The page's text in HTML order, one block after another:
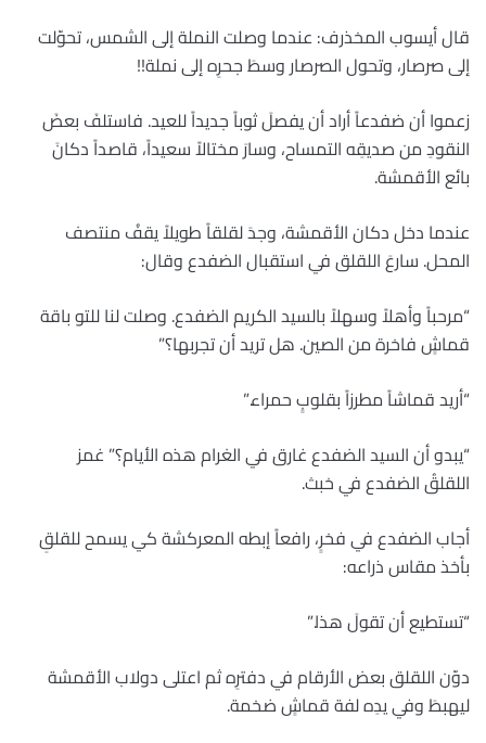
قال أيسوب المخذرف: عندما وصلت النملة إلى الشمس، تحوّلت
إلى صرصار، وتحول الصرصار وسطَ جحرِه إلى نملة!!
زعموا أن ضفدعاً أراد أن يفصلَ ثوباً جديداً للعيد. فاستلفَ بعضَ
النقودِ من صديقِه التمساح، وسارَ مختالاً سعيداً، قاصداً دكانَ
بائع الأقمشة.
عندما دخل دكان الأقمشة، وجدَ لقلقاً طويلاً يقفُ منتصف
المحل. سارعَ اللقلق في استقبال الضفدع وقال:
“مرحباً وأهلاً وسهلاً بالسيد الكريم الضفدع. وصلت لنا للتو باقة
قماشٍ فاخرة من الصين. هل تريد أن تجربها؟”
“أريد قماشاً مطرزاً بقلوبٍ حمراء.”
“يبدو أن السيد الضفدع غارق في الغرام هذه الأيام؟” غمز
اللقلقُ الضفدع في خبث.
أجاب الضفدع في فخرٍ، رافعاً إبطه المعركشة كي يسمح للقلقِ
بأخذ مقاس ذراعه:
“تستطيع أن تقولَ هذا.”
دوّن اللقلق بعض الأرقام في دفترِه ثم اعتلى دولاب الأقمشة
ليهبطَ وفي يدِه لفة قماشٍ ضخمة.